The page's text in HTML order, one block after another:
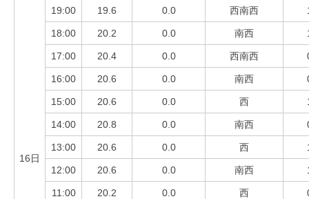
16日
19:00 19.6 0.0 西南西
18:00 20.2 0.0 南西
17:00 20.4 0.0 西南西
16:00 20.6 0.0 南西
15:00 20.6 0.0 西
14:00 20.8 0.0 南西
13:00 20.6 0.0 西
12:00 20.6 0.0 南西
11:00 20.2 0.0 西